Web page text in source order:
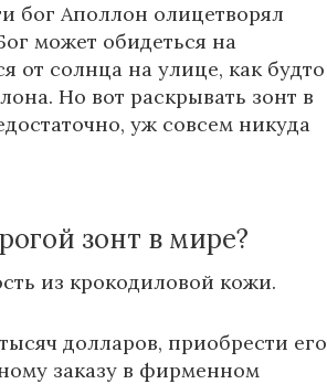
бог Аполлон олицетворял
может обидеться на
от солнца на улице, как будто
Но вот раскрывать зонт в
уж совсем никуда
зонт в мире?
из крокодиловой кожи.
долларов, приобрести его
заказу в фирменном